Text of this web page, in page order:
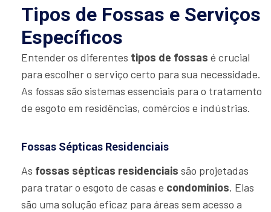
Tipos de Fossas e Serviços
Específicos
Entender os diferentes tipos de fossas é crucial
para escolher o serviço certo para sua necessidade.
As fossas são sistemas essenciais para o tratamento
de esgoto em residências, comércios e indústrias.
Fossas Sépticas Residenciais
As fossas sépticas residenciais são projetadas
para tratar o esgoto de casas e condomínios. Elas
são uma solução eficaz para áreas sem acesso a